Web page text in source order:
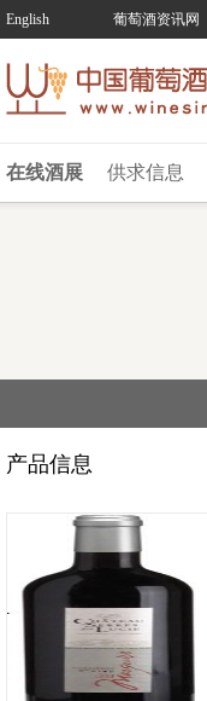
English 葡萄酒资讯网
在线酒展 供求信息
产品信息